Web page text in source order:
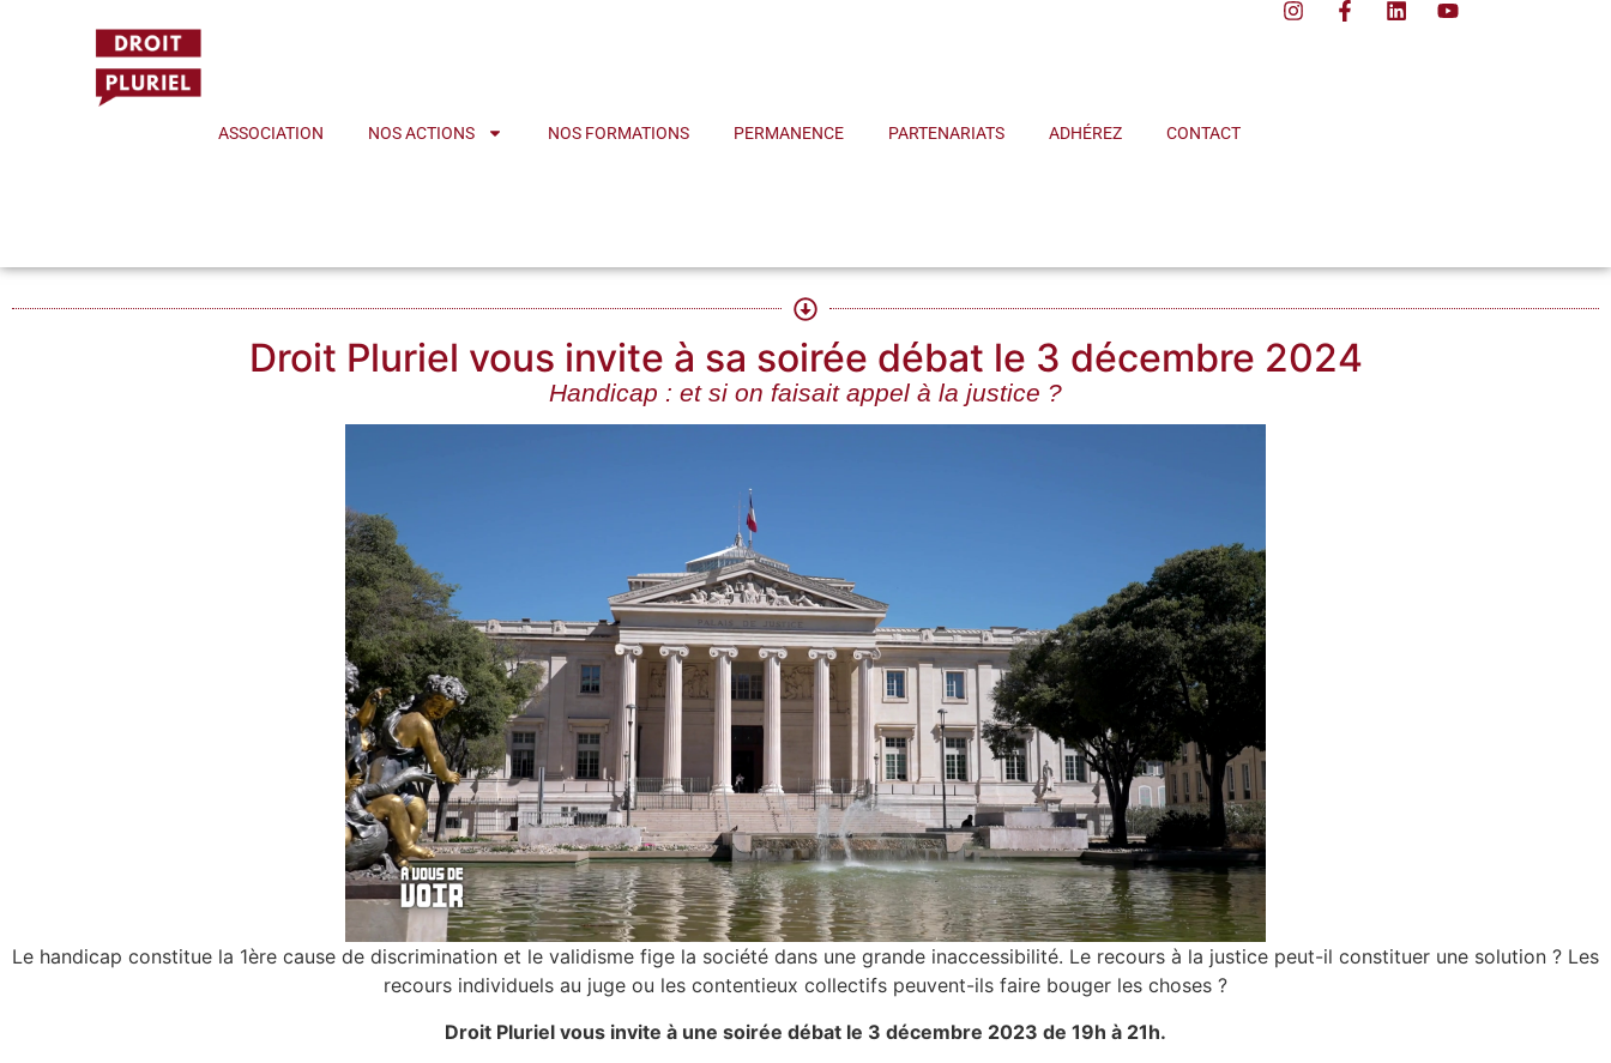
ASSOCIATION NOS ACTIONS NOS FORMATIONS PERMANENCE PARTENARIATS ADHÉREZ CONTACT
Droit Pluriel vous invite à sa soirée débat le 3 décembre 2024
Handicap : et si on faisait appel à la justice ?
Le handicap constitue la 1ère cause de discrimination et le validisme fige la société dans une grande inaccessibilité. Le recours à la justice peut-il constituer une solution ? Les
recours individuels au juge ou les contentieux collectifs peuvent-ils faire bouger les choses ?
Droit Pluriel vous invite à une soirée débat le 3 décembre 2023 de 19h à 21h.